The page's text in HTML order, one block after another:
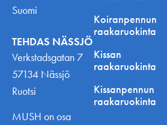
Suomi
TEHDAS NÄSSJÖ
Verkstadsgatan 7
57134 Nässjö
Ruotsi
MUSH on osa
Koiranpennun
raakaruokinta
Kissan
raakaruokinta
Kissanpennun
raakaruokinta